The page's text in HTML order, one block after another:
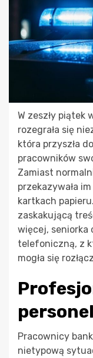
W zeszły piątek
rozegrała się
która przyszła
pracowników
Zamiast
przekazywała
kartkach
zaskakującą
więcej, seniorka
telefoniczną, z
mogła się
Pracownicy
nietypową